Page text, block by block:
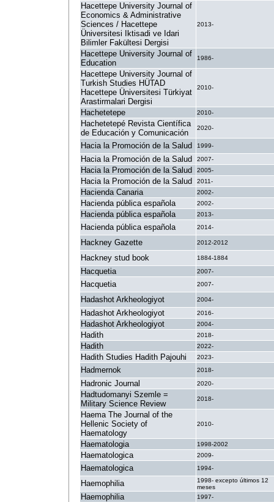
Hacettepe University Journal of
Economics & Administrative
Sciences / Hacettepe
Üniversitesi Iktisadi ve Idari
Bilimler Fakültesi Dergisi
2013-
Hacettepe University Journal of
Education
1986-
Hacettepe University Journal of
Turkish Studies HÜTAD
Hacettepe Üniversitesi Türkiyat
Arastirmalari Dergisi
2010-
Hachetetepe 2010-
Hachetetepé Revista Científica
de Educación y Comunicación
2020-
Hacia la Promoción de la Salud 1999-
Hacia la Promoción de la Salud 2007-
Hacia la Promoción de la Salud 2005-
Hacia la Promoción de la Salud 2011-
Hacienda Canaria 2002-
Hacienda pública española 2002-
Hacienda pública española 2013-
Hacienda pública española 2014-
Hackney Gazette 2012-2012
Hackney stud book 1884-1884
Hacquetia 2007-
Hacquetia 2007-
Hadashot Arkheologiyot 2004-
Hadashot Arkheologiyot 2016-
Hadashot Arkheologiyot 2004-
Hadith 2018-
Hadith 2022-
Hadith Studies Hadith Pajouhi 2023-
Hadmernok 2018-
Hadronic Journal 2020-
Hadtudomanyi Szemle =
Military Science Review
2018-
Haema The Journal of the
Hellenic Society of
Haematology
2010-
Haematologia 1998-2002
Haematologica 2009-
Haematologica 1994-
Haemophilia
1998- excepto últimos 12
meses
Haemophilia 1997-